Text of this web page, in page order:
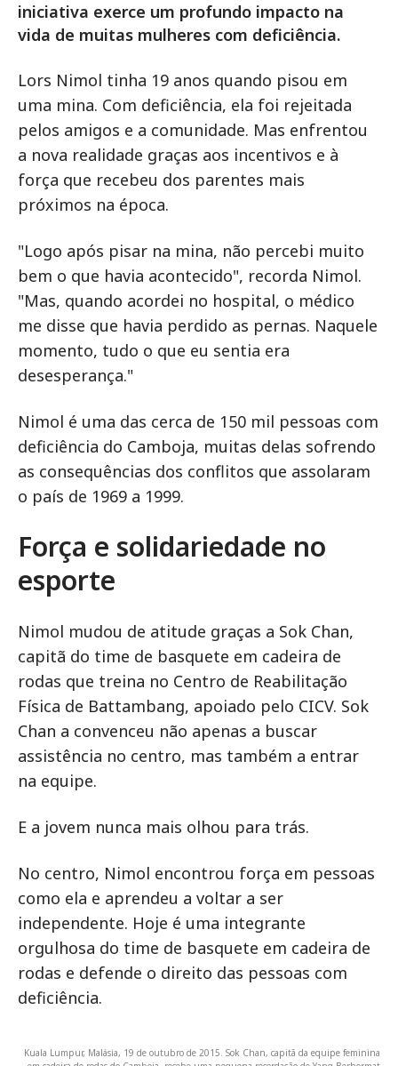
iniciativa exerce um profundo impacto na
vida de muitas mulheres com deficiência.
Lors Nimol tinha 19 anos quando pisou em
uma mina. Com deficiência, ela foi rejeitada
pelos amigos e a comunidade. Mas enfrentou
a nova realidade graças aos incentivos e à
força que recebeu dos parentes mais
próximos na época.
"Logo após pisar na mina, não percebi muito
bem o que havia acontecido", recorda Nimol.
"Mas, quando acordei no hospital, o médico
me disse que havia perdido as pernas. Naquele
momento, tudo o que eu sentia era
desesperança."
Nimol é uma das cerca de 150 mil pessoas com
deficiência do Camboja, muitas delas sofrendo
as consequências dos conflitos que assolaram
o país de 1969 a 1999.
Força e solidariedade no
esporte
Nimol mudou de atitude graças a Sok Chan,
capitã do time de basquete em cadeira de
rodas que treina no Centro de Reabilitação
Física de Battambang, apoiado pelo CICV. Sok
Chan a convenceu não apenas a buscar
assistência no centro, mas também a entrar
na equipe.
E a jovem nunca mais olhou para trás.
No centro, Nimol encontrou força em pessoas
como ela e aprendeu a voltar a ser
independente. Hoje é uma integrante
orgulhosa do time de basquete em cadeira de
rodas e defende o direito das pessoas com
deficiência.
Kuala Lumpur, Malásia, 19 de outubro de 2015. Sok Chan, capitã da equipe feminina